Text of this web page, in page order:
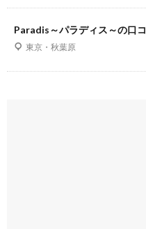
Paradis～パラディス～の口
東京・秋葉原